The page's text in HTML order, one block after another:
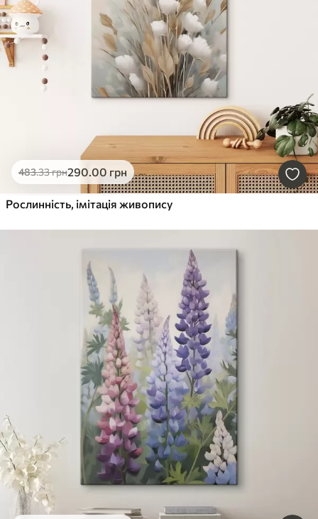
483.33грн290.00 грн
Рослинність, імітація живопису